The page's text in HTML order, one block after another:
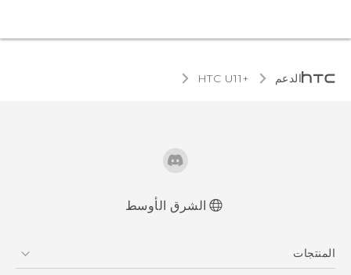
الدعم HTC U11+‎
الشرق الأوسط
المنتجات